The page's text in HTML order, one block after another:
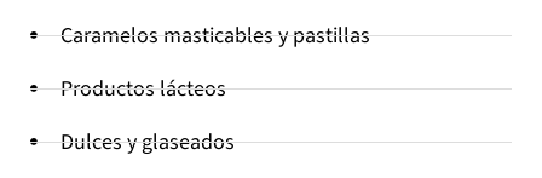
Caramelos masticables y pastillas
Productos lácteos
Dulces y glaseados